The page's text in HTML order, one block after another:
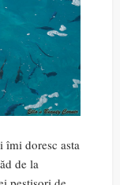
îmi doresc asta
de la